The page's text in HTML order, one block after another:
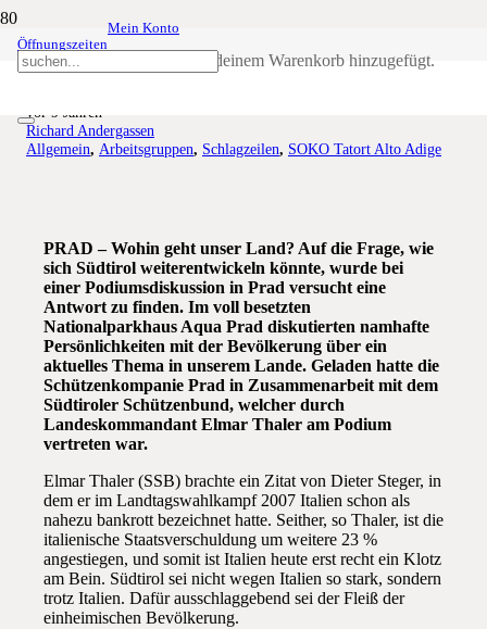
Öffnungszeiten
Mein Konto
wurde deinem Warenkorb hinzugefügt.
Wohin geht unser Land?
vor 9 Jahren
Richard Andergassen
Allgemein, Arbeitsgruppen, Schlagzeilen, SOKO Tatort Alto Adige
PRAD – Wohin geht unser Land? Auf die Frage, wie
sich Südtirol weiterentwickeln könnte, wurde bei
einer Podiumsdiskussion in Prad versucht eine
Antwort zu finden. Im voll besetzten
Nationalparkhaus Aqua Prad diskutierten namhafte
Persönlichkeiten mit der Bevölkerung über ein
aktuelles Thema in unserem Lande. Geladen hatte die
Schützenkompanie Prad in Zusammenarbeit mit dem
Südtiroler Schützenbund, welcher durch
Landeskommandant Elmar Thaler am Podium
vertreten war.
Elmar Thaler (SSB) brachte ein Zitat von Dieter Steger, in
dem er im Landtagswahlkampf 2007 Italien schon als
nahezu bankrott bezeichnet hatte. Seither, so Thaler, ist die
italienische Staatsverschuldung um weitere 23 %
angestiegen, und somit ist Italien heute erst recht ein Klotz
am Bein. Südtirol sei nicht wegen Italien so stark, sondern
trotz Italien. Dafür ausschlaggebend sei der Fleiß der
einheimischen Bevölkerung.